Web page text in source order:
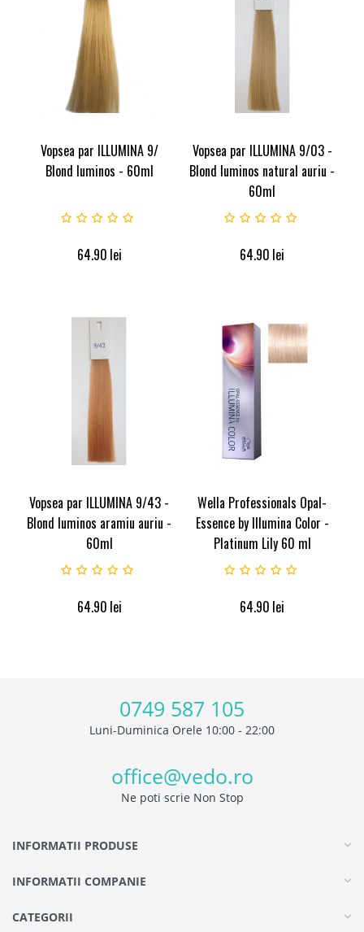
Vopsea par ILLUMINA 9/
Blond luminos - 60ml
64.90 lei
Vopsea par ILLUMINA 9/03 -
Blond luminos natural auriu -
60ml
64.90 lei
Vopsea par ILLUMINA 9/43 -
Blond luminos aramiu auriu -
60ml
64.90 lei
Wella Professionals Opal-
Essence by Illumina Color -
Platinum Lily 60 ml
64.90 lei
0749 587 105
Luni-Duminica Orele 10:00 - 22:00
office@vedo.ro
Ne poti scrie Non Stop
INFORMATII PRODUSE
INFORMATII COMPANIE
CATEGORII